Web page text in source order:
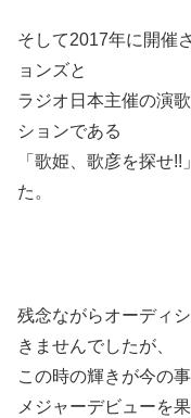
そして2017年に開催
ョンズと
ラジオ日本主催の演
ションである
「歌姫、歌彦を探せ
た。
残念ながらオーディ
きませんでしたが、
この時の輝きが今の
メジャーデビューを